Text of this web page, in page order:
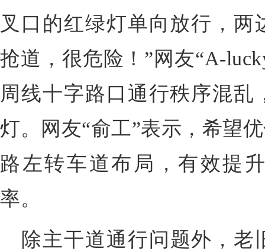
叉口的红绿灯单向放行，
抢道，很危险！”网友“A-
周线十字路口通行秩序混
灯。网友“俞工”表示，希望
路左转车道布局，有效提
率。
除主干道通行问题外，